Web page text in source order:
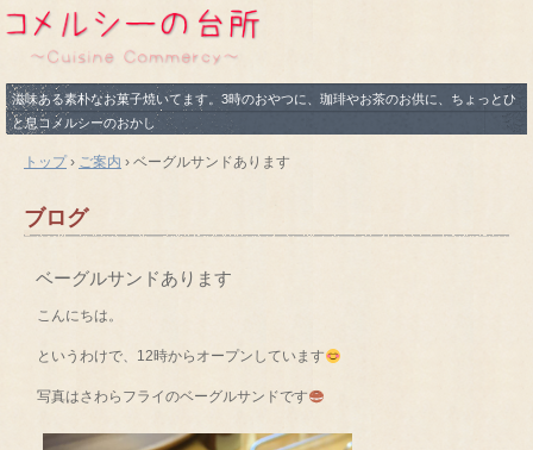
滋味ある素朴なお菓子焼いてます。3時のおやつに、珈琲やお茶のお供に、ちょっとひ
と息コメルシーのおかし
トップ› ご案内 › ベーグルサンドあります
ブログ
ベーグルサンドあります
こんにちは。
というわけで、12時からオープンしています
写真はさわらフライのベーグルサンドです